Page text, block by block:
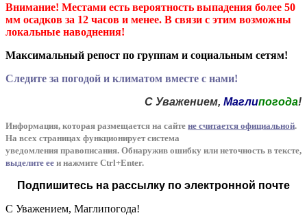
Внимание! Местами есть вероятность выпадения более 50
мм осадков за 12 часов и менее. В связи с этим возможны
локальные наводнения!
Максимальный репост по группам и социальным сетям!
Следите за погодой и климатом вместе с нами!
С Уважением, Маглипогода!
Информация, которая размещается на сайте не считается официальной.
На всех страницах функционирует система
уведомления правописания. Обнаружив ошибку или неточность в тексте,
выделите ее и нажмите Ctrl+Enter.
Подпишитесь на рассылку по электронной почте
С Уважением, Маглипогода!